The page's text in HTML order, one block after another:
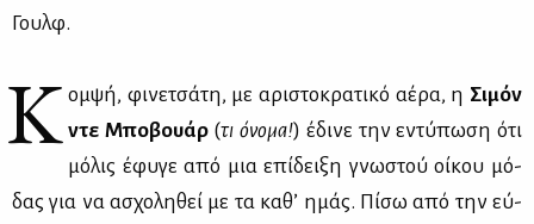
Γουλφ.
Κ ομ­ψή, φι­νε­τσά­τη, με αρι­στο­κρα­τι­κό αέ­ρα, η Σι­μόν
ντε Μπο­βουάρ(τι όνο­μα!) έδι­νε την εντύ­πω­ση ότι
μό­λις έφυ­γε από μια επί­δει­ξη γνω­στού οί­κου μό­
δας για να ασχο­λη­θεί με τα κα­θ’ ημάς. Πί­σω από την εύ­